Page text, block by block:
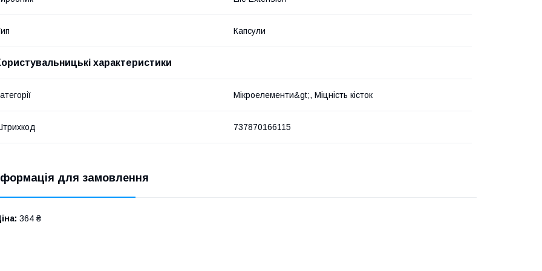
Капсули
характеристики
Мікроелементи&gt;, Міцність кісток
737870166115
для замовлення
364 ₴